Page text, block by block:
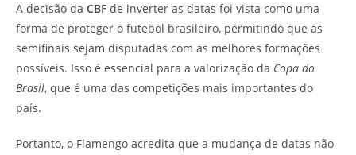
A decisão da CBF de inverter as datas foi vista como uma
forma de proteger o futebol brasileiro, permitindo que as
semifinais sejam disputadas com as melhores formações
possíveis. Isso é essencial para a valorização da Copa do
Brasil, que é uma das competições mais importantes do
país.
Portanto, o Flamengo acredita que a mudança de datas não